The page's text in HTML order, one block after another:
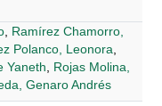
Ramírez Chamorro,
Polanco, Leonora
Yaneth
Rojas Molina,
Genaro Andrés